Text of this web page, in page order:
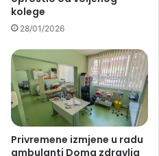
kolege
28/01/2026
Privremene izmjene u radu
ambulanti Doma zdravlja